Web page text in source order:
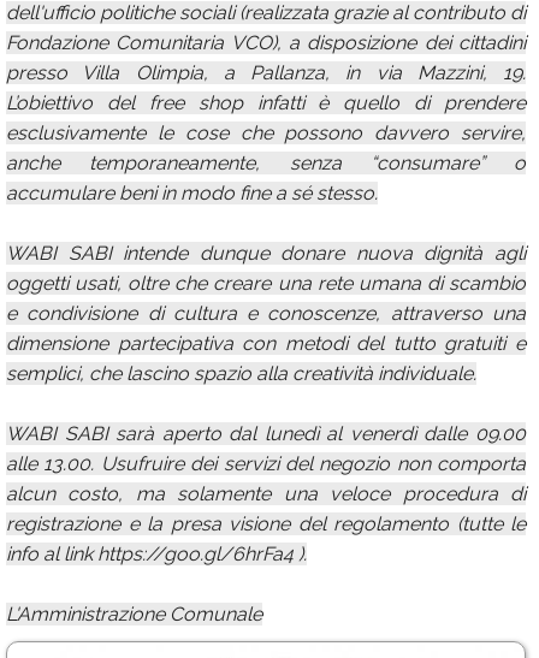
dell'ufficio politiche sociali (realizzata grazie al contributo di
Fondazione Comunitaria VCO), a disposizione dei cittadini
presso Villa Olimpia, a Pallanza, in via Mazzini, 19.
L’obiettivo del free shop infatti è quello di prendere
esclusivamente le cose che possono davvero servire,
anche temporaneamente, senza “consumare” o
accumulare beni in modo fine a sé stesso.
WABI SABI intende dunque donare nuova dignità agli
oggetti usati, oltre che creare una rete umana di scambio
e condivisione di cultura e conoscenze, attraverso una
dimensione partecipativa con metodi del tutto gratuiti e
semplici, che lascino spazio alla creatività individuale.
WABI SABI sarà aperto dal lunedì al venerdì dalle 09.00
alle 13.00. Usufruire dei servizi del negozio non comporta
alcun costo, ma solamente una veloce procedura di
registrazione e la presa visione del regolamento (tutte le
info al link https://goo.gl/6hrFa4 ).
L'Amministrazione Comunale